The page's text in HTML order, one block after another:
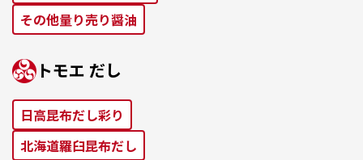
その他量り売り醤油
トモエ だし
⽇⾼昆布だし彩り
北海道羅⾅昆布だし